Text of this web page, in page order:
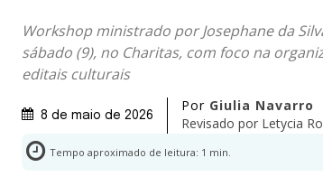
Workshop ministrado por Josephane da
sábado (9), no Charitas, com foco na
editais culturais
8 de maio de 2026
Por Giulia Navarro
Revisado por Letycia
Tempo aproximado de leitura: 1 min.